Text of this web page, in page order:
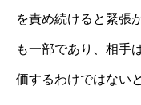
を責め続けると緊張
も一部であり、相手
価するわけではない